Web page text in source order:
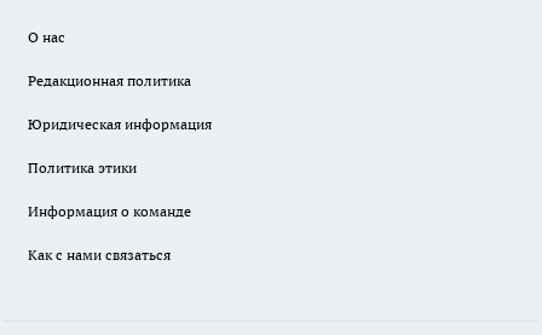
О нас
Редакционная политика
Юридическая информация
Политика этики
Информация о команде
Как с нами связаться